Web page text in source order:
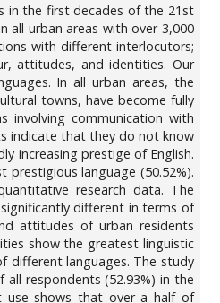
in the first decades of the 21st
all urban areas with over 3,000
with different interlocutors;
attitudes, and identities. Our
In all urban areas, the
towns, have become fully
involving communication with
indicate that they do not know
increasing prestige of English.
language (50.52%).
research data. The
different in terms of
attitudes of urban residents
show the greatest linguistic
different languages. The study
respondents (52.93%) in the
use shows that over a half of